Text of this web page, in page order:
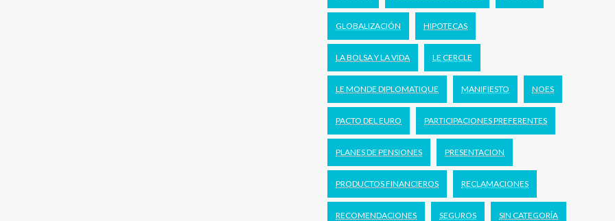
GLOBALIZACIÓN HIPOTECAS
LA BOLSA Y LA VIDA LE CERCLE
LE MONDE DIPLOMATIQUE MANIFIESTO NOES
PACTO DEL EURO PARTICIPACIONES PREFERENTES
PLANES DE PENSIONES PRESENTACION
PRODUCTOS FINANCIEROS RECLAMACIONES
RECOMENDACIONES SEGUROS SIN CATEGORÍA